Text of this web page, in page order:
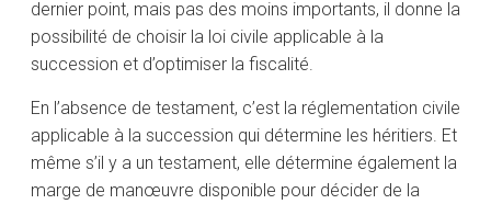
dernier point, mais pas des moins importants, il donne la
possibilité de choisir la loi civile applicable à la
succession et d’optimiser la fiscalité.
En l’absence de testament, c’est la réglementation civile
applicable à la succession qui détermine les héritiers. Et
même s’il y a un testament, elle détermine également la
marge de manœuvre disponible pour décider de la